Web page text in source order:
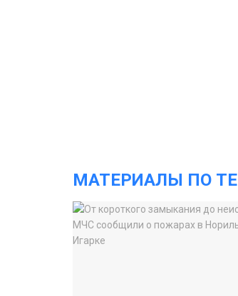
МАТЕРИАЛЫ ПО